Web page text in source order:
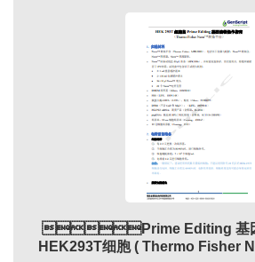
Prime Editing 基因
HEK293T细胞 ( Thermo Fisher